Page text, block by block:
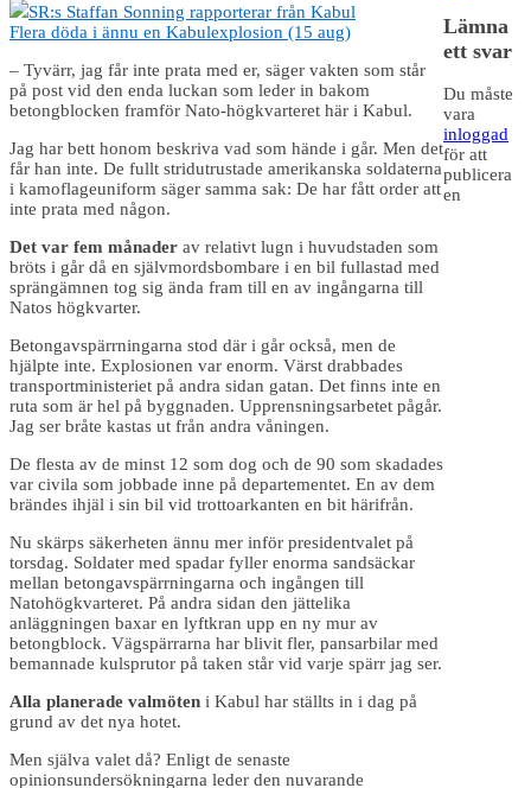
SR:s Staffan Sonning rapporterar från Kabul
Flera döda i ännu en Kabulexplosion (15 aug)
– Tyvärr, jag får inte prata med er, säger vakten som står
på post vid den enda luckan som leder in bakom
betongblocken framför Nato-högkvarteret här i Kabul.
Jag har bett honom beskriva vad som hände i går. Men det
får han inte. De fullt stridutrustade amerikanska soldaterna
i kamoflageuniform säger samma sak: De har fått order att
inte prata med någon.
Det var fem månader av relativt lugn i huvudstaden som
bröts i går då en självmordsbombare i en bil fullastad med
sprängämnen tog sig ända fram till en av ingångarna till
Natos högkvarter.
Betongavspärrningarna stod där i går också, men de
hjälpte inte. Explosionen var enorm. Värst drabbades
transportministeriet på andra sidan gatan. Det finns inte en
ruta som är hel på byggnaden. Upprensningsarbetet pågår.
Jag ser bråte kastas ut från andra våningen.
De flesta av de minst 12 som dog och de 90 som skadades
var civila som jobbade inne på departementet. En av dem
brändes ihjäl i sin bil vid trottoarkanten en bit härifrån.
Nu skärps säkerheten ännu mer inför presidentvalet på
torsdag. Soldater med spadar fyller enorma sandsäckar
mellan betongavspärrningarna och ingången till
Natohögkvarteret. På andra sidan den jättelika
anläggningen baxar en lyftkran upp en ny mur av
betongblock. Vägspärrarna har blivit fler, pansarbilar med
bemannade kulsprutor på taken står vid varje spärr jag ser.
Alla planerade valmöten i Kabul har ställts in i dag på
grund av det nya hotet.
Men själva valet då? Enligt de senaste
opinionsundersökningarna leder den nuvarande
Lämna
ett svar
Du måste
vara
inloggad
för att
publicera
en